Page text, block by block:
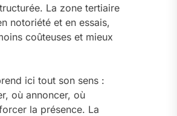
La zone tertiaire
notoriété et en essais,
coûteuses et mieux
ici tout son sens :
où annoncer, où
la présence. La